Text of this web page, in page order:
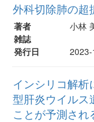
外科切除肺の超
著者
小林
雑誌
発行日
インシリコ解析
型肝炎ウイルス
ことが予測され